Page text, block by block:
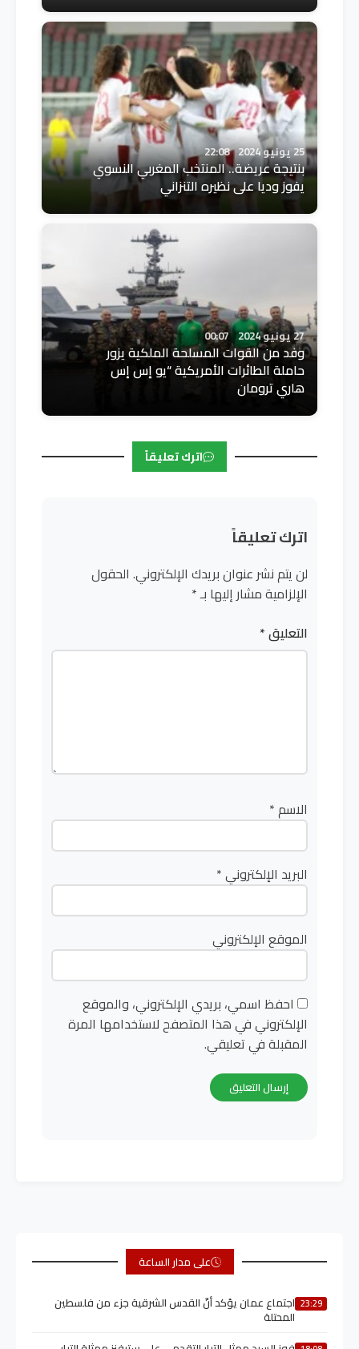
25 يونيو 2024 22:08
بنتيجة عريضة.. المنتخب المغربي النسوي
يفوز وديا على نظيره التنزاني
27 يونيو 2024 00:07
وفد من القوات المسلحة الملكية يزور
حاملة الطائرات الأمريكية “يو إس إس
هاري ترومان
اترك تعليقاً
اترك تعليقاً
لن يتم نشر عنوان بريدك الإلكتروني. الحقول
الإلزامية مشار إليها بـ*
التعليق*
الاسم*
البريد الإلكتروني*
الموقع الإلكتروني
احفظ اسمي، بريدي الإلكتروني، والموقع
الإلكتروني في هذا المتصفح لاستخدامها المرة
المقبلة في تعليقي.
على مدار الساعة
23:29 اجتماع عمان يؤكد أنّ القدس الشرقية جزء من فلسطين
المحتلة